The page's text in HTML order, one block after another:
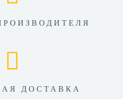
ДОСТАВКА